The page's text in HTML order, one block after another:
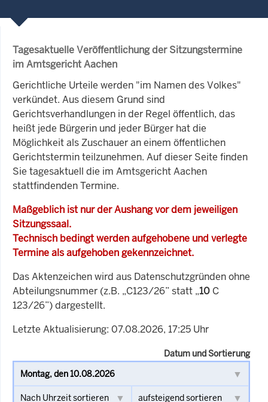
Tagesaktuelle Veröffentlichung der Sitzungstermine
im Amtsgericht Aachen
Gerichtliche Urteile werden "im Namen des Volkes"
verkündet. Aus diesem Grund sind
Gerichtsverhandlungen in der Regel öffentlich, das
heißt jede Bürgerin und jeder Bürger hat die
Möglichkeit als Zuschauer an einem öffentlichen
Gerichtstermin teilzunehmen. Auf dieser Seite finden
Sie tagesaktuell die im Amtsgericht Aachen
stattfindenden Termine.
Maßgeblich ist nur der Aushang vor dem jeweiligen
Sitzungssaal.
Technisch bedingt werden aufgehobene und verlegte
Termine als aufgehoben gekennzeichnet.
Das Aktenzeichen wird aus Datenschutzgründen ohne
Abteilungsnummer (z.B. „C123/26” statt „10 C
123/26”) dargestellt.
Letzte Aktualisierung: 07.08.2026, 17:25 Uhr
Datum und Sortierung